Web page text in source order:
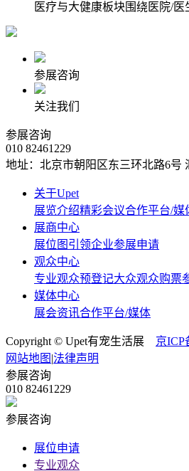
医疗与大健康板块围绕医院/
参展咨询
关注我们
参展咨询
010 82461229
地址：北京市朝阳区东三环北路6号‌
关于Upet
展览介绍精彩会议合作平台/媒
展商中心
展位图 引领企业参展申请
观众中心
专业观众预登记大众观众购票
媒体中心
展会资讯合作平台/媒体
Copyright © Upet有宠生活展 京ICP
网站地图 |法律声明
参展咨询
010 82461229
参展咨询
展位申请
专业观众